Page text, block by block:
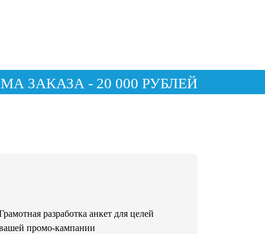
ЗАКАЗА - 20 000 РУБЛЕЙ
разработка анкет для целей
промо-кампании